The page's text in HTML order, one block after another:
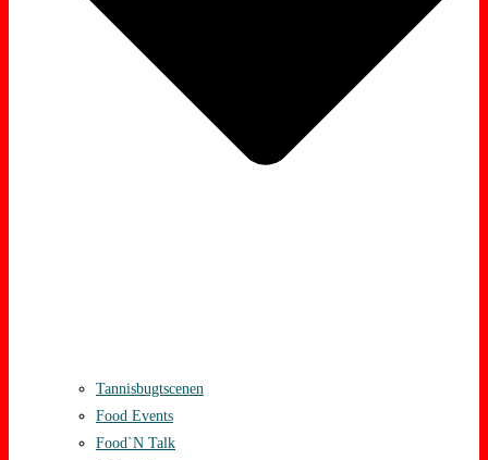
Tannisbugtscenen
Food Events
Food`N Talk